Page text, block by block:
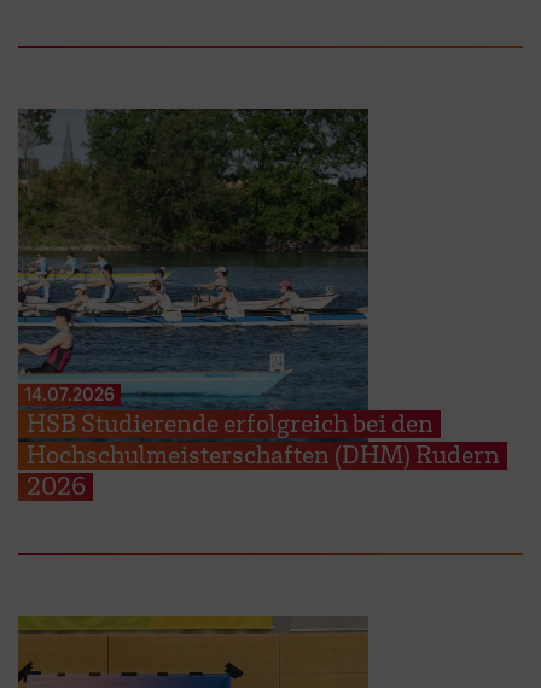
14.07.2026
HSB Studierende erfolgreich bei den
Hochschulmeisterschaften (DHM) Rudern
2026